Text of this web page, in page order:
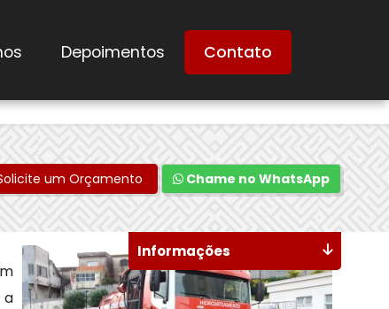
Contato
um Orçamento Chame no WhatsApp
a
Informações